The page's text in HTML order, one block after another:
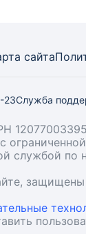
сайта
23Служба
службой